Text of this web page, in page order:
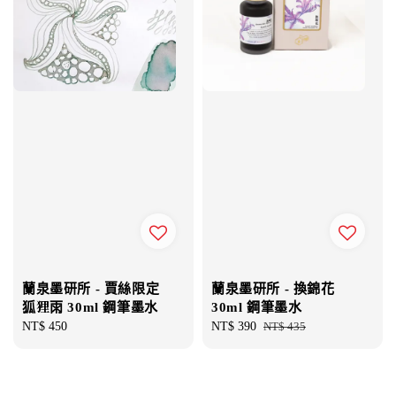
蘭泉墨研所 - 賈絲限定
狐狸雨 30ml 鋼筆墨水
Regular
NT$ 450
蘭泉墨研所 - 換錦花
30ml 鋼筆墨水
Sale
NT$ 390 Regular
NT$ 435